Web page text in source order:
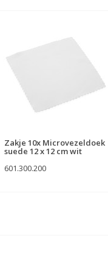
Zakje 10x Microvezeldoek
suede 12 x 12 cm wit
601.300.200